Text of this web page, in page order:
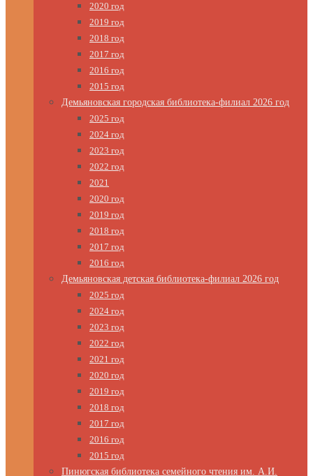
2020 год
2019 год
2018 год
2017 год
2016 год
2015 год
Демьяновская городская библиотека-филиал 2026 год
2025 год
2024 год
2023 год
2022 год
2021
2020 год
2019 год
2018 год
2017 год
2016 год
Демьяновская детская библиотека-филиал 2026 год
2025 год
2024 год
2023 год
2022 год
2021 год
2020 год
2019 год
2018 год
2017 год
2016 год
2015 год
Пинюгская библиотека семейного чтения им. А.И.